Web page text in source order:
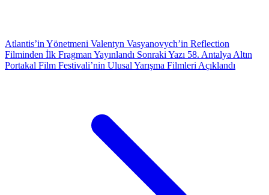
Atlantis’in Yönetmeni Valentyn Vasyanovych’in Reflection
Filminden İlk Fragman Yayınlandı Sonraki Yazı 58. Antalya Altın
Portakal Film Festivali’nin Ulusal Yarışma Filmleri Açıklandı